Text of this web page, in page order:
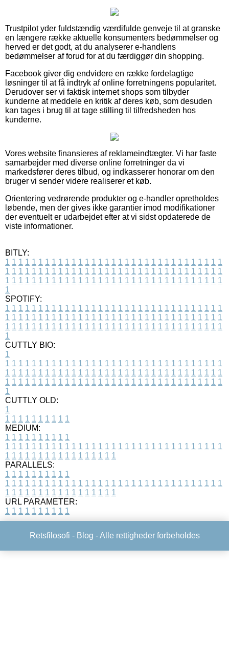
Trustpilot yder fuldstændig værdifulde genveje til at granske
en længere række aktuelle konsumenters bedømmelser og
herved er det godt, at du analyserer e-handlens
bedømmelser af forud for at du færdiggør din shopping.
Facebook giver dig endvidere en række fordelagtige
løsninger til at få indtryk af online forretningens popularitet.
Derudover ser vi faktisk internet shops som tilbyder
kunderne at meddele en kritik af deres køb, som desuden
kan tages i brug til at tage stilling til tilfredsheden hos
kunderne.
Vores website finansieres af reklameindtægter. Vi har faste
samarbejder med diverse online forretninger da vi
markedsfører deres tilbud, og indkasserer honorar om den
bruger vi sender videre realiserer et køb.
Orientering vedrørende produkter og e-handler opretholdes
løbende, men der gives ikke garantier imod modifikationer
der eventuelt er udarbejdet efter at vi sidst opdaterede de
viste informationer.
BITLY:
1 1 1 1 1 1 1 1 1 1 1 1 1 1 1 1 1 1 1 1 1 1 1 1 1 1 1 1 1 1 1 1 1
1 1 1 1 1 1 1 1 1 1 1 1 1 1 1 1 1 1 1 1 1 1 1 1 1 1 1 1 1 1 1 1 1
1 1 1 1 1 1 1 1 1 1 1 1 1 1 1 1 1 1 1 1 1 1 1 1 1 1 1 1 1 1 1 1 1
1
SPOTIFY:
1 1 1 1 1 1 1 1 1 1 1 1 1 1 1 1 1 1 1 1 1 1 1 1 1 1 1 1 1 1 1 1 1
1 1 1 1 1 1 1 1 1 1 1 1 1 1 1 1 1 1 1 1 1 1 1 1 1 1 1 1 1 1 1 1 1
1 1 1 1 1 1 1 1 1 1 1 1 1 1 1 1 1 1 1 1 1 1 1 1 1 1 1 1 1 1 1 1 1
1
CUTTLY BIO:
1
1 1 1 1 1 1 1 1 1 1 1 1 1 1 1 1 1 1 1 1 1 1 1 1 1 1 1 1 1 1 1 1 1
1 1 1 1 1 1 1 1 1 1 1 1 1 1 1 1 1 1 1 1 1 1 1 1 1 1 1 1 1 1 1 1 1
1 1 1 1 1 1 1 1 1 1 1 1 1 1 1 1 1 1 1 1 1 1 1 1 1 1 1 1 1 1 1 1 1
1
CUTTLY OLD:
1
1 1 1 1 1 1 1 1 1 1
MEDIUM:
1 1 1 1 1 1 1 1 1 1
1 1 1 1 1 1 1 1 1 1 1 1 1 1 1 1 1 1 1 1 1 1 1 1 1 1 1 1 1 1 1 1 1
1 1 1 1 1 1 1 1 1 1 1 1 1 1 1 1 1
PARALLELS:
1 1 1 1 1 1 1 1 1 1
1 1 1 1 1 1 1 1 1 1 1 1 1 1 1 1 1 1 1 1 1 1 1 1 1 1 1 1 1 1 1 1 1
1 1 1 1 1 1 1 1 1 1 1 1 1 1 1 1 1
URL PARAMETER:
1 1 1 1 1 1 1 1 1 1
Retsfilosofi - Blog - Alle rettigheder forbeholdes